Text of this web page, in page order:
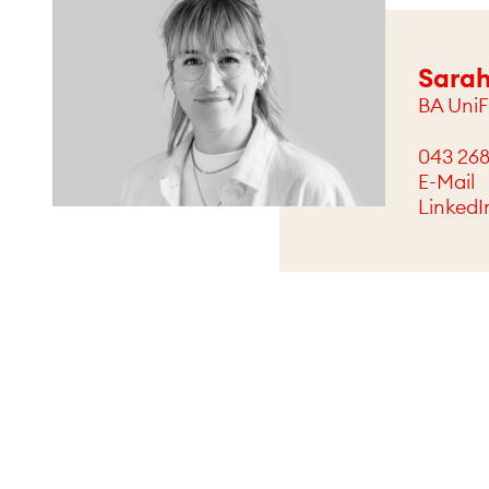
BA
043
E-Mail